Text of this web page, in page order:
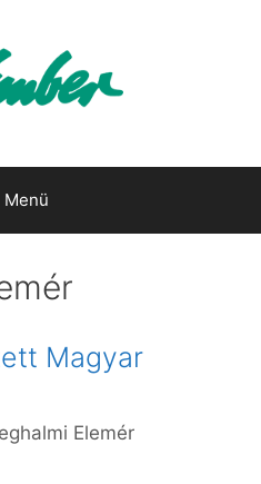
Menü
Magyar
Elemér